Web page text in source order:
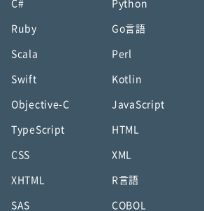
C# Python
Ruby Go言語
Scala Perl
Swift Kotlin
Objective-C JavaScript
TypeScript HTML
CSS XML
XHTML R言語
SAS COBOL